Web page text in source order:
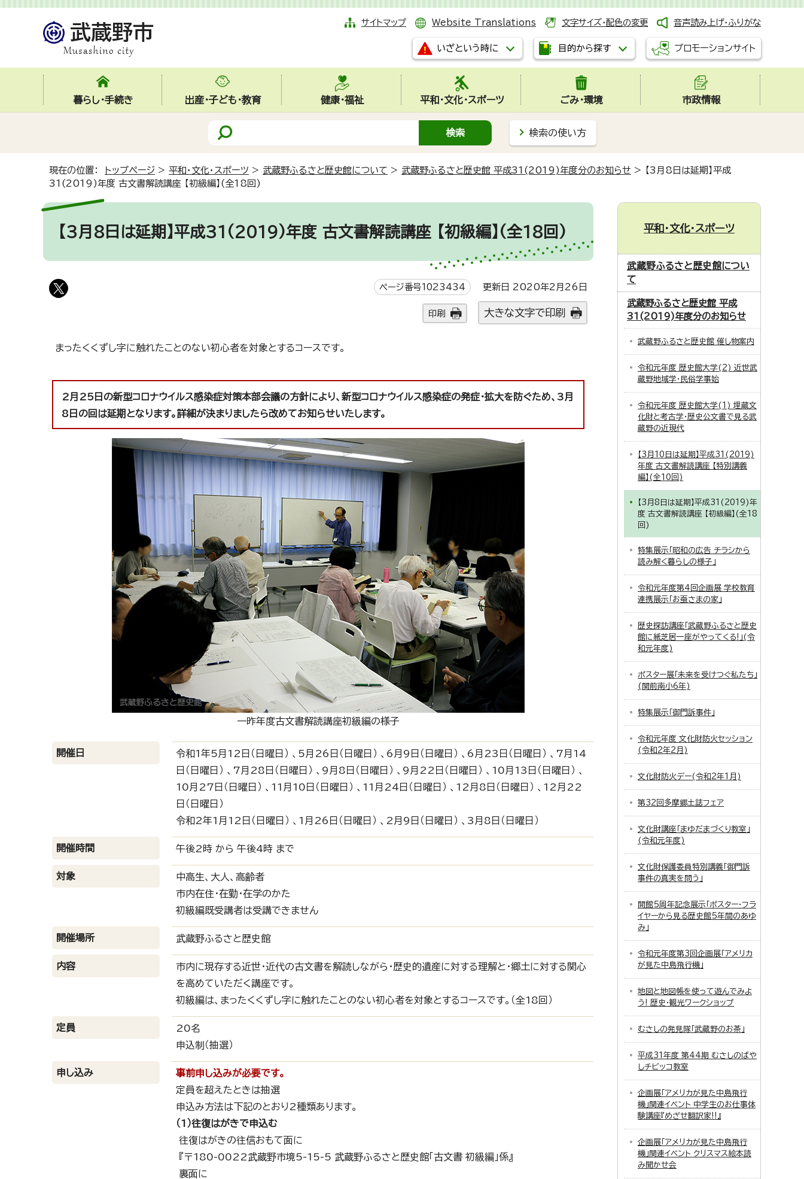
サイトマップ Website Translations 文字サイズ・配色の変更 音声読み上げ・ふりがな
いざという時に 目的から探す プロモーションサイト
暮らし・手続き 出産・子ども・教育 健康・福祉 平和・文化・スポーツ ごみ・環境 市政情報
検索の使い方
現在の位置： トップページ > 平和・文化・スポーツ > 武蔵野ふるさと歴史館について > 武蔵野ふるさと歴史館 平成31(2019)年度分のお知らせ >
【3月8日は延期】平成
31(2019)年度 古文書解読講座 【初級編】(全18回)
【3月8日は延期】平成31(2019)年度 古文書解読講座 【初級編】(全18回)
ページ番号1023434 更新日 2020年2月26日
印刷 大きな文字で印刷
まったくくずし字に触れたことのない初心者を対象とするコースです。
2月25日の新型コロナウイルス感染症対策本部会議の方針により、新型コロナウイルス感染症の発症・拡大を防ぐため、3月
8日の回は延期となります。詳細が決まりましたら改めてお知らせいたします。
一昨年度古文書解読講座初級編の様子
開催日
令和1年5月12日（日曜日） 、5月26日（日曜日） 、6月9日（日曜日） 、6月23日（日曜日） 、7月14
日（日曜日） 、7月28日（日曜日） 、9月8日（日曜日） 、9月22日（日曜日） 、10月13日（日曜日） 、
10月27日（日曜日） 、11月10日（日曜日） 、11月24日（日曜日） 、12月8日（日曜日） 、12月22
日（日曜日）
令和2年1月12日（日曜日） 、1月26日（日曜日） 、2月9日（日曜日） 、3月8日（日曜日）
開催時間 午後2時 から 午後4時 まで
対象
中高生、大人、高齢者
市内在住・在勤・在学のかた
初級編既受講者は受講できません
開催場所 武蔵野ふるさと歴史館
内容
市内に現存する近世・近代の古文書を解読しながら・歴史的遺産に対する理解と・郷土に対する関心
を高めていただく講座です。
初級編は、まったくくずし字に触れたことのない初心者を対象とするコースです。（全18回）
定員
20名
申込制（抽選）
申し込み
事前申し込みが必要です。
定員を超えたときは抽選
申込み方法は下記のとおり2種類あります。
（1）往復はがきで申込む
往復はがきの往信おもて面に
『〒180-0022武蔵野市境5-15-5 武蔵野ふるさと歴史館「古文書 初級編」係』
裏面に
平和・文化・スポーツ
武蔵野ふるさと歴史館につい
て
武蔵野ふるさと歴史館 平成
31(2019)年度分のお知らせ
武蔵野ふるさと歴史館 催し物案内
令和元年度 歴史館大学(2) 近世武
蔵野地域学・民俗学事始
令和元年度 歴史館大学(1) 埋蔵文
化財と考古学・歴史公文書で見る武
蔵野の近現代
【3月10日は延期】平成31(2019)
年度 古文書解読講座 【特別講義
編】(全10回)
【3月8日は延期】平成31(2019)年
度 古文書解読講座 【初級編】(全18
回)
特集展示「昭和の広告 チラシから
読み解く暮らしの様子」
令和元年度第4回企画展 学校教育
連携展示「お蚕さまの家」
歴史探訪講座「武蔵野ふるさと歴史
館に紙芝居一座がやってくる!」(令
和元年度)
ポスター展「未来を受けつぐ私たち」
(関前南小6年)
特集展示「御門訴事件」
令和元年度 文化財防火セッション
(令和2年2月)
文化財防火デー(令和2年1月)
第32回多摩郷土誌フェア
文化財講座「まゆだまづくり教室」
(令和元年度)
文化財保護委員特別講義「御門訴
事件の真実を問う」
開館5周年記念展示「ポスター・フラ
イヤーから見る歴史館5年間のあゆ
み」
令和元年度第3回企画展「アメリカ
が見た中島飛行機」
地図と地図帳を使って遊んでみよ
う! 歴史・観光ワークショップ
むさしの発見隊「武蔵野のお茶」
平成31年度 第44期 むさしのばや
しチビッコ教室
企画展「アメリカが見た中島飛行
機」関連イベント 中学生のお仕事体
験講座『めざせ翻訳家!!』
企画展「アメリカが見た中島飛行
機」関連イベント クリスマス絵本読
み聞かせ会